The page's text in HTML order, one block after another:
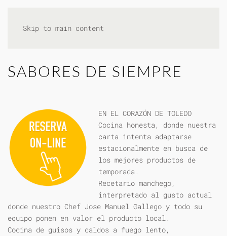
Skip to main content
SABORES DE SIEMPRE
EN EL CORAZÓN DE TOLEDO
Cocina honesta, donde nuestra
carta intenta adaptarse
estacionalmente en busca de
los mejores productos de
temporada.
Recetario manchego,
interpretado al gusto actual
donde nuestro Chef Jose Manuel Gallego y todo su
equipo ponen en valor el producto local.
Cocina de guisos y caldos a fuego lento,